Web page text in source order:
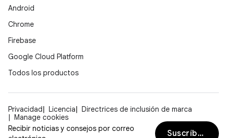
Android
Chrome
Firebase
Google Cloud Platform
Todos los productos
Privacidad Licencia
Directrices de inclusión de marca
Manage cookies
Recibir noticias y consejos por correo
Suscríbete